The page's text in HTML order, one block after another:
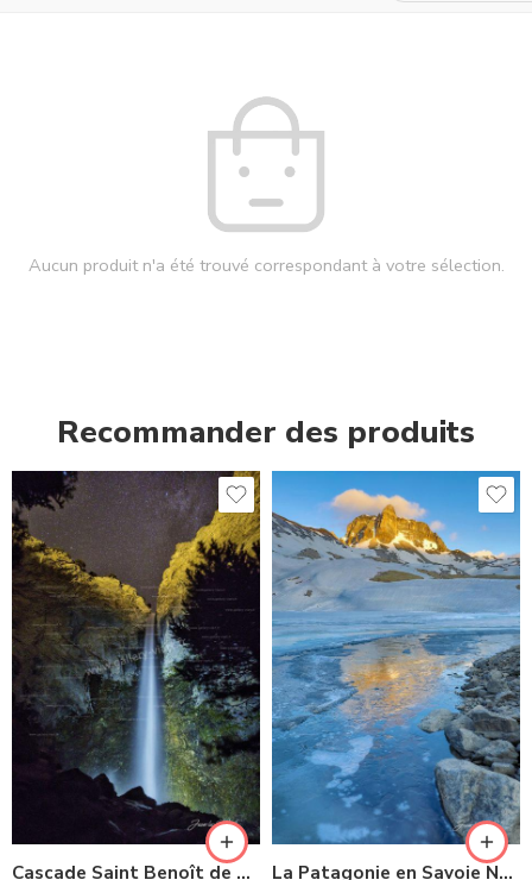
Aucun produit n'a été trouvé correspondant à votre sélection.
Recommander des produits
Cascade Saint Benoît de nuit- Avrieux N°424
La Patagonie en Savoie N°435